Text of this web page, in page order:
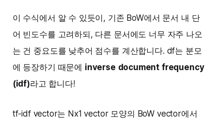
이 수식에서 알 수 있듯이, 기존 BoW에서 문서 내 단
어 빈도수를 고려하되, 다른 문서에도 너무 자주 나오
는 건 중요도를 낮추어 점수를 계산합니다. df는 분모
에 등장하기 때문에 inverse document frequency
(idf)라고 합니다!
tf-idf vector는 Nx1 vector 모양의 BoW vector에서